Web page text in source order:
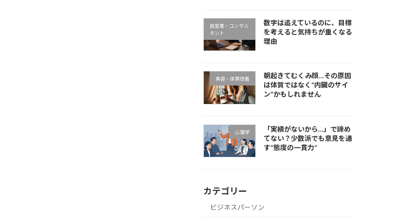
自営業・コンサル
タント
数字は追えているのに、目標
を考えると気持ちが重くなる
理由
美容・体質改善
朝起きてむくみ顔…その原因
は体質ではなく“内臓のサイ
ン”かもしれません
心理学
「実績がないから…」で諦め
てない？少数派でも意見を通
す“態度の一貫力”
カテゴリー
ビジネスパーソン